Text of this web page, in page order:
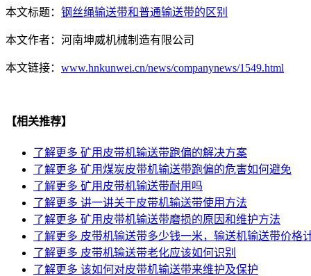
本文标题： 钢丝绳输送带和普通输送带的区别
本文作者： 河南坤威机械制造有限公司
本文链接： www.hnkunwei.cn/news/companynews/1549.html
【相关推荐】
了解更多 矿用皮带机输送带跑偏的解决方案
了解更多 矿用煤炭皮带机输送带跑偏的危害如何避免
了解更多 矿用皮带机输送带耐用吗
了解更多 讲一讲关于皮带机输送带使用方法
了解更多 矿用皮带机输送带磨损的原因和维护方法
了解更多 皮带机输送带多少钱一米，输送机输送带价格
了解更多 皮带机输送带老化应该如何识别
了解更多 该如何对皮带机输送带来维护及保护